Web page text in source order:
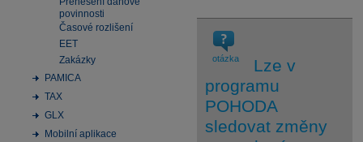
povinnosti
Časové rozlišení
EET
Zakázky
PAMICA
TAX
GLX
Mobilní aplikace
otázka
Lze v
programu
POHODA
sledovat změny